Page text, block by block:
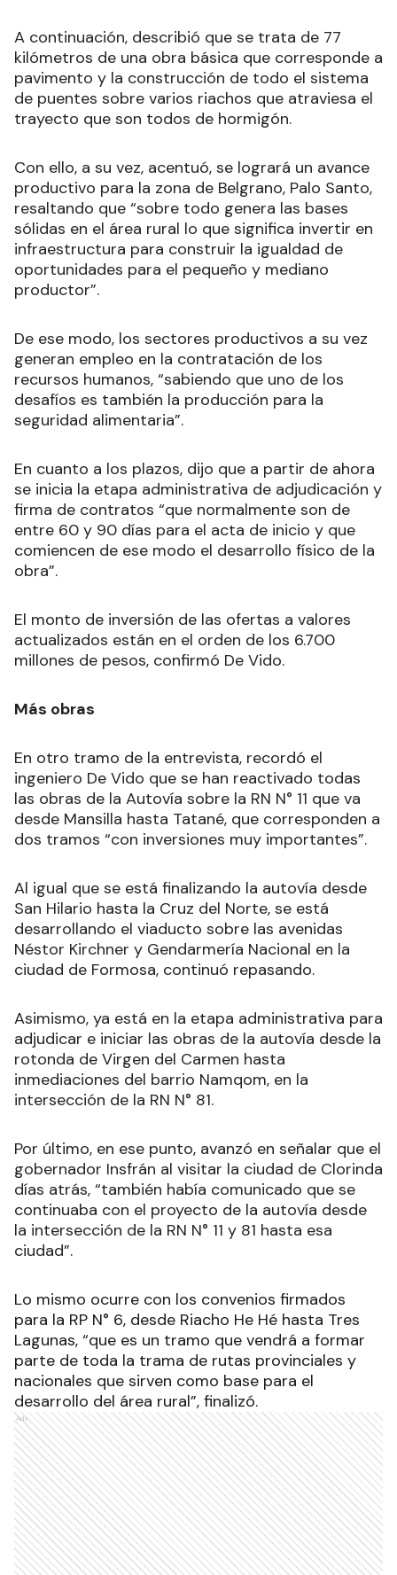
A continuación, describió que se trata de 77
kilómetros de una obra básica que corresponde a
pavimento y la construcción de todo el sistema
de puentes sobre varios riachos que atraviesa el
trayecto que son todos de hormigón.
Con ello, a su vez, acentuó, se logrará un avance
productivo para la zona de Belgrano, Palo Santo,
resaltando que “sobre todo genera las bases
sólidas en el área rural lo que significa invertir en
infraestructura para construir la igualdad de
oportunidades para el pequeño y mediano
productor”.
De ese modo, los sectores productivos a su vez
generan empleo en la contratación de los
recursos humanos, “sabiendo que uno de los
desafíos es también la producción para la
seguridad alimentaria”.
En cuanto a los plazos, dijo que a partir de ahora
se inicia la etapa administrativa de adjudicación y
firma de contratos “que normalmente son de
entre 60 y 90 días para el acta de inicio y que
comiencen de ese modo el desarrollo físico de la
obra”.
El monto de inversión de las ofertas a valores
actualizados están en el orden de los 6.700
millones de pesos, confirmó De Vido.
Más obras
En otro tramo de la entrevista, recordó el
ingeniero De Vido que se han reactivado todas
las obras de la Autovía sobre la RN N° 11 que va
desde Mansilla hasta Tatané, que corresponden a
dos tramos “con inversiones muy importantes”.
Al igual que se está finalizando la autovía desde
San Hilario hasta la Cruz del Norte, se está
desarrollando el viaducto sobre las avenidas
Néstor Kirchner y Gendarmería Nacional en la
ciudad de Formosa, continuó repasando.
Asimismo, ya está en la etapa administrativa para
adjudicar e iniciar las obras de la autovía desde la
rotonda de Virgen del Carmen hasta
inmediaciones del barrio Namqom, en la
intersección de la RN N° 81.
Por último, en ese punto, avanzó en señalar que el
gobernador Insfrán al visitar la ciudad de Clorinda
días atrás, “también había comunicado que se
continuaba con el proyecto de la autovía desde
la intersección de la RN N° 11 y 81 hasta esa
ciudad”.
Lo mismo ocurre con los convenios firmados
para la RP N° 6, desde Riacho He Hé hasta Tres
Lagunas, “que es un tramo que vendrá a formar
parte de toda la trama de rutas provinciales y
nacionales que sirven como base para el
desarrollo del área rural”, finalizó.
Ads